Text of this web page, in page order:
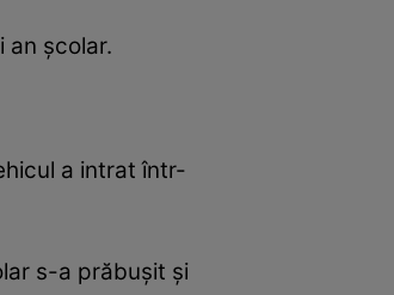
an școlar.
a intrat într-
s-a prăbușit și